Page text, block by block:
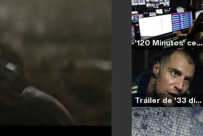
'120 Minutos' celebra sus 2.000 programas en Telemadrid con un vídeo del día a día en la redacción
Tráiler de '33 días', la nueva serie de Atresplayer con Julián Villagrán y José Manuel Poga